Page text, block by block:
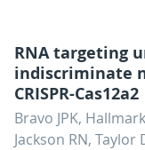
RNA targeting
indiscriminate
CRISPR-Cas12a2
Bravo JPK,
Jackson RN, Taylor